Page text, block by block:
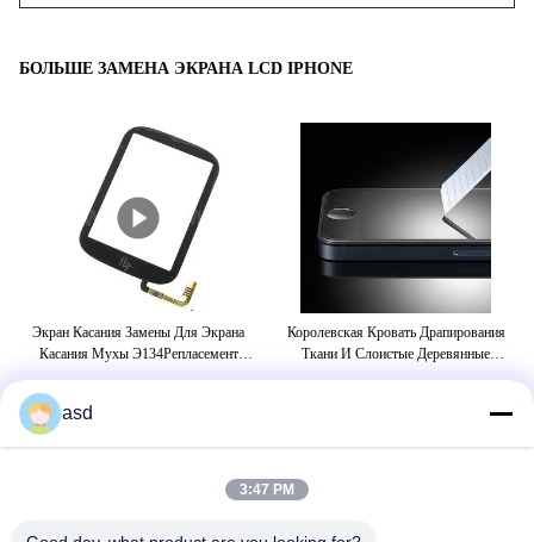
БОЛЬШЕ ЗАМЕНА ЭКРАНА LCD IPHONE
Экран Касания Замены Для Экрана
Касания Мухы Э134Репласемент
Э134Репласемен Собрания Мухы Э133
Королевская Кровать Драпирования
Ткани И Слоистые Деревянные
БИРКИ
asd
3:47 PM